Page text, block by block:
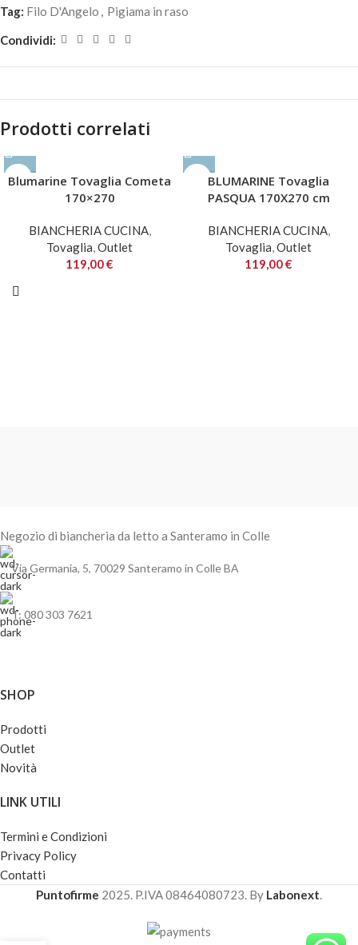
Tag: Filo D'Angelo , Pigiama in raso
Condividi:
Prodotti correlati
Blumarine Tovaglia Cometa
170×270
BIANCHERIA CUCINA,
Tovaglia,Outlet
119,00€
BLUMARINE Tovaglia
PASQUA 170X270 cm
BIANCHERIA CUCINA,
Tovaglia,Outlet
119,00€
Negozio di biancheria da letto a Santeramo in Colle
Via Germania, 5, 70029 Santeramo in Colle BA
T: 080 303 7621
SHOP
Prodotti
Outlet
Novità
LINK UTILI
Termini e Condizioni
Privacy Policy
Contatti
Puntofirme 2025. P.IVA 08464080723. By Labonext.